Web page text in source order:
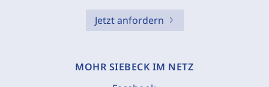
Jetzt anfordern
MOHR SIEBECK IM NETZ